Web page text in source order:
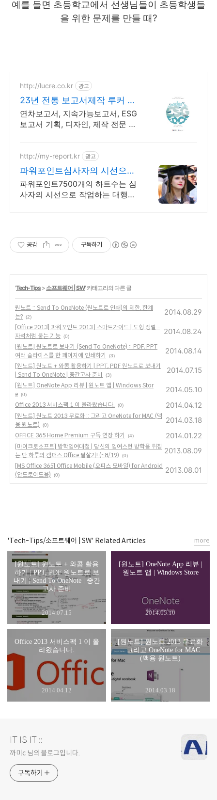
예를 들면 초등학교에서 선생님들이 초등학생들
을 위한 문제를 만들 때?
http://lucre.co.kr 광고
23년 전통 보고서제작 루커 보
고서의 명가
연차보고서, 지속가능보고서, ESG
보고서 기획, 디자인, 제작 전문 여
http://my-report.kr 광고
파워포인트심사자의 시선으로!
24시 주말 상담 가능 저렴
파워포인트7500개의 하트수는 심
사자의 시선으로 작업하는 대행업
진행
공감 구독하기
'Tech-Tips> 소프트웨어 | SW' 카테고리의 다른 글
원노트 :: Send To OneNote (원노트로 인쇄)의 제한, 한계
는? (2)
2014.08.29
[Office 2013] 파워포인트 2013 | 스마트가이드 | 도형 정렬 -
자석처럼 붙는 기능 (0)
2014.08.24
[원노트] 원노트로 보내기 (Send To OneNote) :: PDF, PPT
여러 슬라이스를 한 페이지에 인쇄하기
(3)
2014.08.14
[원노트] 원노트 + 와콤 활용하기 | PPT, PDF 원노트로 보내기
| Send To OneNote | 중간고사 준비
(3)
2014.07.15
[원노트] OneNote App 리뷰 | 원노트 앱 | Windows Stor
e (0)
2014.05.10
Office 2013 서비스팩 1 이 올라왔습니다. (0) 2014.04.12
[원노트] 원노트 2013 무료화 :: 그리고 OneNote for MAC (맥
용 원노트)
(0)
2014.03.18
OFFICE 365 Home Premium 구독 연장 하기 (4) 2014.01.22
[마이크로소프트] 방학잉여대첩 | 당신의 잉여스런 방학을 뒤집
는 단 하루의 캠퍼스 Office 필살기! (~8/19)
(0)
2013.08.09
[MS Office 365] Office Mobile (오피스 모바일) for Android
(안드로이드용)
(0)
2013.08.01
'Tech-Tips/소프트웨어 | SW' Related Articles
[원노트] 원노트 + 와콤 활용
하기 | PPT, PDF 원노트로 보
내기 | Send To OneNote | 중간
고사 준비
2014.07.15
[원노트] OneNote App 리뷰 |
원노트 앱 | Windows Store
2014.05.10
Office 2013 서비스팩 1 이 올
라왔습니다.
2014.04.12
[원노트] 원노트 2013 무료화
:: 그리고 OneNote for MAC
(맥용 원노트)
2014.03.18
more
IT IS IT ::
까미c 님의 블로그입니다.
구독하기